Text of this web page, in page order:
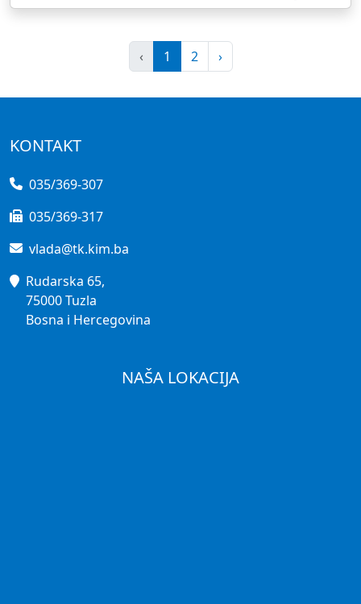
‹ 1 2 ›
KONTAKT
035/369-307
035/369-317
vlada@tk.kim.ba
Rudarska 65,
75000 Tuzla
Bosna i Hercegovina
NAŠA LOKACIJA